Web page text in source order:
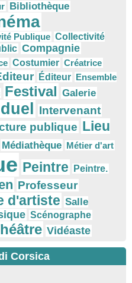
Bibliothèque
Publique Collectivité
Compagnie
Costumier Créatrice
Éditeur Ensemble
Festival Galerie
Intervenant
publique Lieu
Médiathèque Métier d'art
Peintre Peintre.
Professeur
d'artiste Salle
Scénographe
Vidéaste
Corsica